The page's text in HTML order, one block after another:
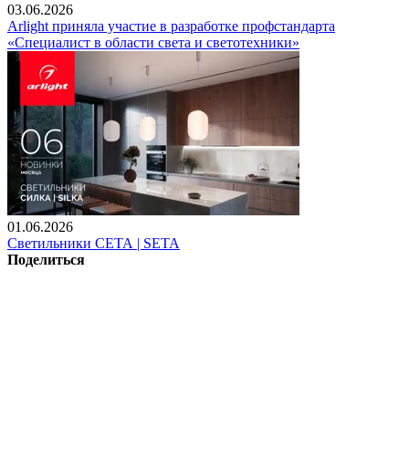
03.06.2026
Arlight приняла участие в разработке профстандарта
«Специалист в области света и светотехники»
01.06.2026
Светильники СЕТА | SETA
Поделиться